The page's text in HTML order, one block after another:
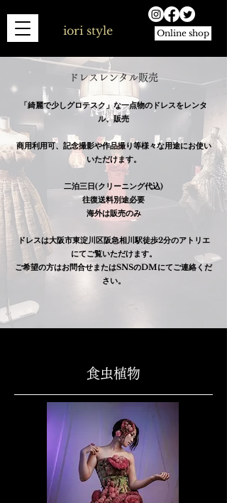
Online shop
iori style
ドレスレンタル販売
「綺麗で少しグロテスク」な一点物のドレスをレンタ
ル、販売
​商用利用可、記念撮影や作品撮り等様々な用途にお使い
いただけます。
二泊三日(クリーニング代込)
往復送料別途必要
海外は販売のみ
ドレスは大阪市東淀川区阪急相川駅徒歩2分のアトリエ
にてご覧いただけます。
ご希望の方はお問合せまたはSNSのDMにてご連絡くだ
さい。
食虫植物